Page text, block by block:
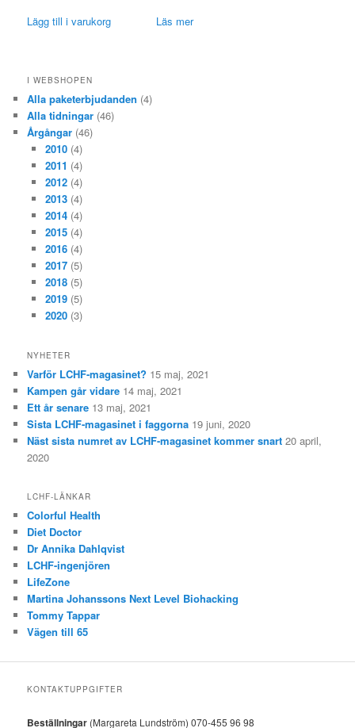
Lägg till i varukorg Läs mer
I WEBSHOPEN
Alla paketerbjudanden (4)
Alla tidningar (46)
Årgångar (46)
2010 (4)
2011 (4)
2012 (4)
2013 (4)
2014 (4)
2015 (4)
2016 (4)
2017 (5)
2018 (5)
2019 (5)
2020 (3)
NYHETER
Varför LCHF-magasinet? 15 maj, 2021
Kampen går vidare 14 maj, 2021
Ett år senare 13 maj, 2021
Sista LCHF-magasinet i faggorna 19 juni, 2020
Näst sista numret av LCHF-magasinet kommer snart 20 april,
2020
LCHF-LÄNKAR
Colorful Health
Diet Doctor
Dr Annika Dahlqvist
LCHF-ingenjören
LifeZone
Martina Johanssons Next Level Biohacking
Tommy Tappar
Vägen till 65
KONTAKTUPPGIFTER
Beställningar (Margareta Lundström) 070-455 96 98